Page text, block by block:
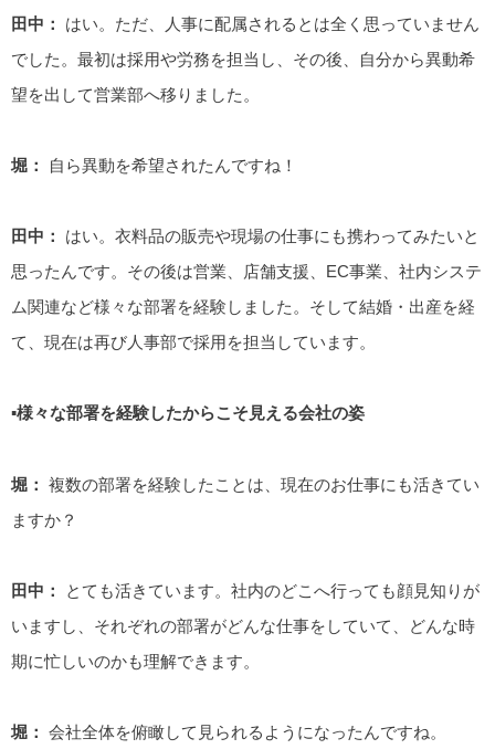
田中：
はい。ただ、人事に配属されるとは全く思っていません
でした。最初は採用や労務を担当し、その後、自分から異動希
望を出して営業部へ移りました。
堀： 自ら異動を希望されたんですね！
田中：
はい。衣料品の販売や現場の仕事にも携わってみたいと
思ったんです。その後は営業、店舗支援、EC事業、社内システ
ム関連など様々な部署を経験しました。そして結婚・出産を経
て、現在は再び人事部で採用を担当しています。
▪️様々な部署を経験したからこそ見える会社の姿
堀： 複数の部署を経験したことは、現在のお仕事にも活きてい
ますか？
田中：
とても活きています。社内のどこへ行っても顔見知りが
いますし、それぞれの部署がどんな仕事をしていて、どんな時
期に忙しいのかも理解できます。
堀： 会社全体を俯瞰して見られるようになったんですね。